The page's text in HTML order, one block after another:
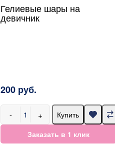
Гелиевые шары на
девичник
200 руб.
- +
Купить
Заказать в 1 клик